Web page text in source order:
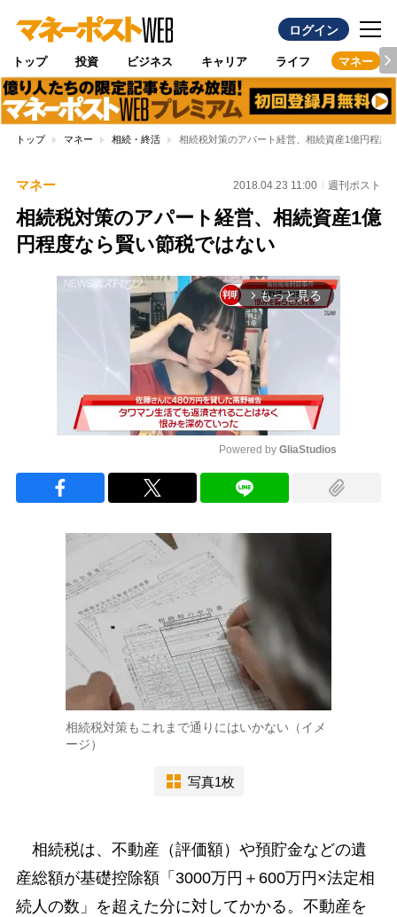
ログイン
トップ 投資 ビジネス キャリア ライフ マネー
トップ マネー 相続・終活 相続税対策のアパート経営、相続資産1億円程度
マネー 2018.04.23 11:00 週刊ポスト
相続税対策のアパート経営、相続資産1億
円程度なら賢い節税ではない
arrow_forward_ios もっと見る
Powered by GliaStudios
相続税対策もこれまで通りにはいかない（イメ
ージ）
写真1枚
相続税は、不動産（評価額）や預貯金などの遺
産総額が基礎控除額「3000万円＋600万円×法定相
続人の数」を超えた分に対してかかる。不動産を